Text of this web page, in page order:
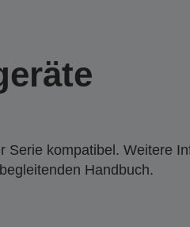
Serie kompatibel. Weitere
Handbuch.